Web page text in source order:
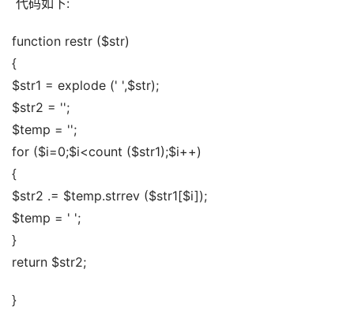
代码如下:
function restr ($str)
{
$str1 = explode (' ',$str);
$str2 = '';
$temp = '';
for ($i=0;$i<count ($str1);$i++)
{
$str2 .= $temp.strrev ($str1[$i]);
$temp = ' ';
}
return $str2;
}